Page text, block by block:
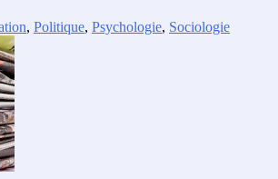
, Politique, Psychologie, Sociologie